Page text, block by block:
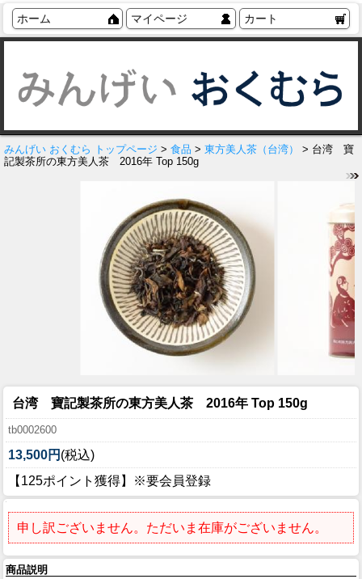
ホーム マイページ カート
みんげい おくむら トップページ > 食品 > 東方美人茶（台湾）
> 台湾 寶
記製茶所の東方美人茶 2016年 Top 150g
台湾 寶記製茶所の東方美人茶 2016年 Top 150g
tb0002600
13,500円 (税込)
【125ポイント獲得】※要会員登録
申し訳ございません。ただいま在庫がございません。
商品説明